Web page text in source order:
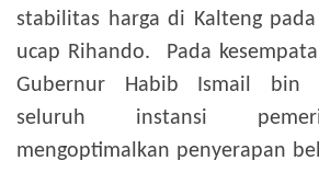
stabilitas harga di Kalteng
ucap Rihando. Pada
Gubernur Habib Ismail bin
seluruh instansi
mengoptimalkan penyerapan